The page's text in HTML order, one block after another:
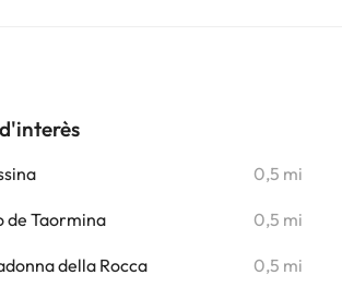
0,5 mi
de Taormina 0,5 mi
della Rocca 0,5 mi